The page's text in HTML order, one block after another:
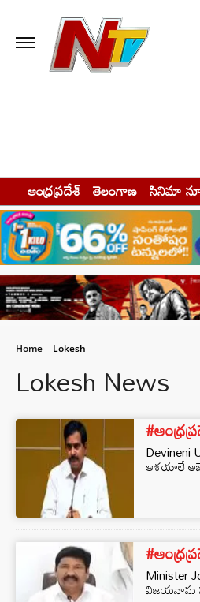
ఆంధ్రప్రదేశ్ తెలంగాణ సినిమా
Home Lokesh
Lokesh News
Devineni
ఆశయాలే
Minister
విజయనామ